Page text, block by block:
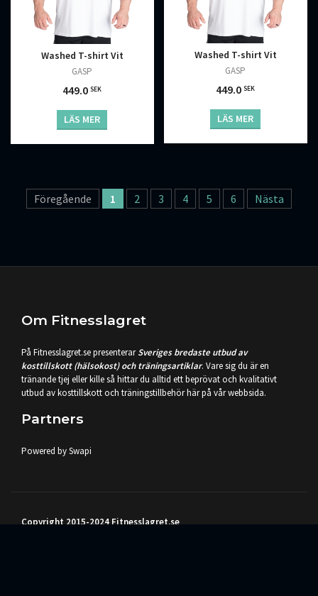
Washed T-shirt Vit
GASP
449.0SEK
LÄS MER
Washed T-shirt Vit
GASP
449.0SEK
LÄS MER
Föregående 1 2 3 4 5 6 Nästa
Om Fitnesslagret
På Fitnesslagret.se presenterarSveriges bredaste utbud av
kosttillskott (hälsokost) och träningsartiklar. Vare sig du är en
tränande tjej eller kille så hittar du alltid ett beprövat och kvalitativt
utbud av kosttillskott och träningstillbehör här på vår webbsida.
Partners
Powered by Swapi
Copyright 2015-2024 Fitnesslagret.se